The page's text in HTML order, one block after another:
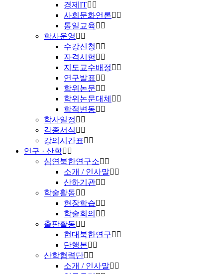
경제IT
사회문화언론
통일교육
학사운영
수강신청
자격시험
지도교수배정
연구발표
학위논문
학위논문대체
학적변동
학사일정
각종서식
강의시간표
연구 · 산학
심연북한연구소
소개 / 인사말
산하기관
학술활동
현장학습
학술회의
출판활동
현대북한연구
단행본
산학협력단
소개 / 인사말